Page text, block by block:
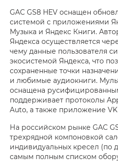
GAC GS8 HEV оснащен
системой с приложениями
Музыка и Яндекс Книги.
Яндекса осуществляется
чему данные пользователя
экосистемой Яндекса, что
сохраненные точки
и любимые аудиокниги.
оснащена
поддерживает протоколы
Auto, а также приложение
На российском рынке GAC
трехрядной компоновкой
индивидуальных кресел (по
самым полным списком